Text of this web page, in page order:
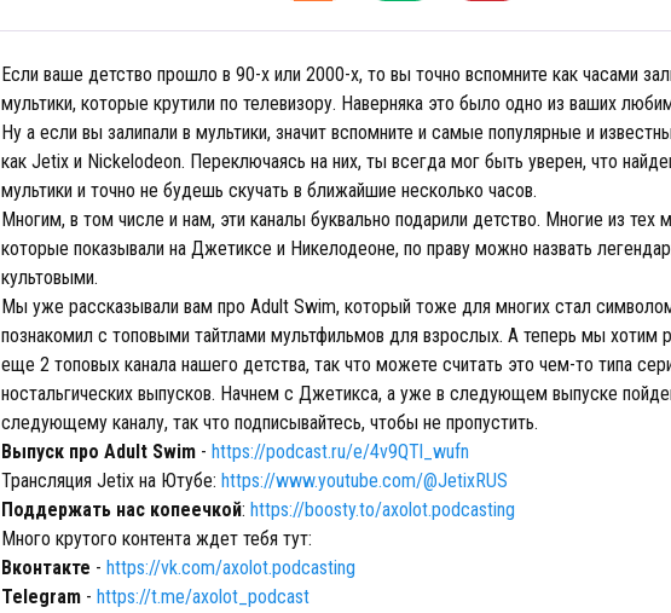
Если ваше детство прошло в 90-х или 2000-х, то вы точно вспомните как часами
мультики, которые крутили по телевизору. Наверняка это было одно из ваших
Ну а если вы залипали в мультики, значит вспомните и самые популярные и
как Jetix и Nickelodeon. Переключаясь на них, ты всегда мог быть уверен, что
мультики и точно не будешь скучать в ближайшие несколько часов.
Многим, в том числе и нам, эти каналы буквально подарили детство. Многие из тех
которые показывали на Джетиксе и Никелодеоне, по праву можно назвать
культовыми.
Мы уже рассказывали вам про Adult Swim, который тоже для многих стал
познакомил с топовыми тайтлами мультфильмов для взрослых. А теперь мы хотим
еще 2 топовых канала нашего детства, так что можете считать это чем-то типа
ностальгических выпусков. Начнем с Джетикса, а уже в следующем выпуске
следующему каналу, так что подписывайтесь, чтобы не пропустить.
Выпуск про Adult Swim - https://podcast.ru/e/4v9QTl_wufn
Трансляция Jetix на Ютубе: https://www.youtube.com/@JetixRUS
Поддержать нас копеечкой: https://boosty.to/axolot.podcasting
Много крутого контента ждет тебя тут:
Вконтакте - https://vk.com/axolot.podcasting
Telegram - https://t.me/axolot_podcast